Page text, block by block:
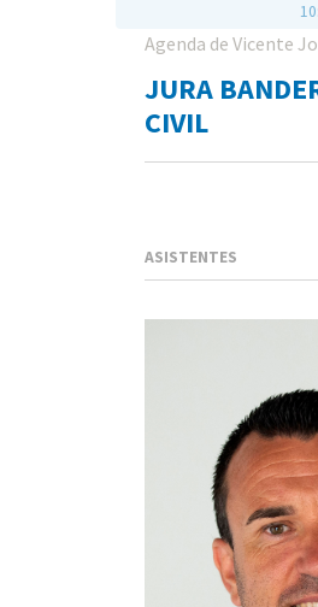
Agenda de Vicente
JURA
CIVIL
ASISTENTES